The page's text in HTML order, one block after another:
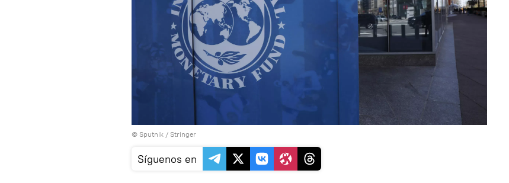
© Sputnik / Stringer
Síguenos en